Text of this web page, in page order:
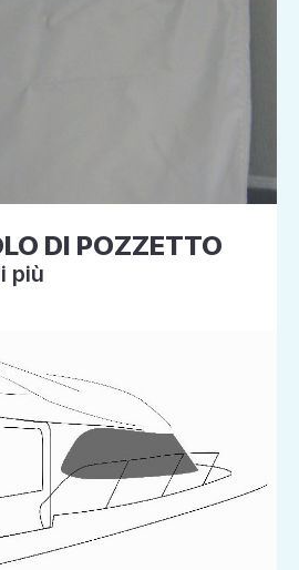
DI POZZETTO
più